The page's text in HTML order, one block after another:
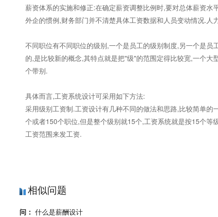
薪资体系的实施和修正:在确定薪资调整比例时,要对总体薪资
外企的惯例,财务部门并不清楚具体工资数据和人员变动情况.
不同职位有不同职位的级别,一个是员工的级别制度,另一个是
的,是比较新的概念,其特点就是把"级"的范围定得比较宽,一个
个带别.
具体而言,工资系统设计可采用如下方法:
采用级别工资制.工资设计有几种不同的做法和思路,比较简单
个或者150个职位,但是整个级别就15个,工资系统就是按15个
工资范围来发工资.
相似问题
问： 什么是薪酬设计